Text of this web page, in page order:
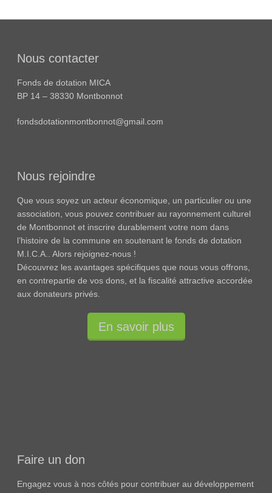
Nous contacter
Fonds de dotation MICA
BP 14 – 38330 Montbonnot
fondsdotationmontbonnot@gmail.com
Nous rejoindre
Que vous soyez un acteur économique, un particulier ou une
association, vous pouvez contribuer au rayonnement culturel
de Montbonnot et inscrire durablement votre nom dans
l’histoire de la commune en soutenant le fonds de dotation
M.I.C.A.. Alors rejoignez-nous !
Découvrez les avantages spécifiques que nous vous offrons,
en contrepartie de vos dons, et la fiscalité attractive accordée
aux donateurs privés.
En savoir plus
Faire un don
Engagez vous à nos côtés pour contribuer au développement